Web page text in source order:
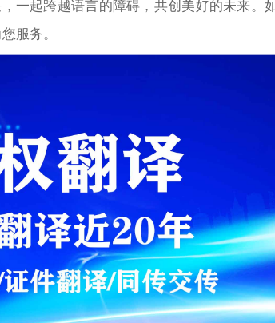
一起跨越语言的障碍，共创美好的未来。
服务。